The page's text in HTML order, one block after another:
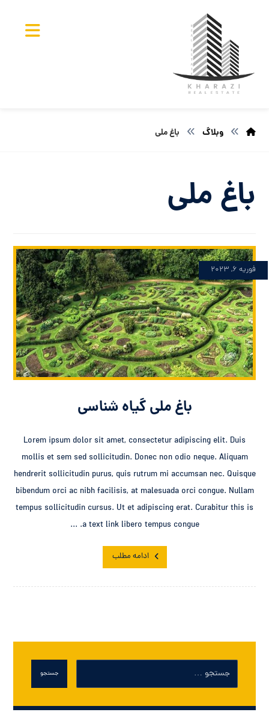
وبلاگ باغ ملی
باغ ملی
باغ ملی گیاه شناسی
فوریه ۶, ۲۰۲۳
Lorem ipsum dolor sit amet, consectetur adipiscing elit. Duis
mollis et sem sed sollicitudin. Donec non odio neque. Aliquam
hendrerit sollicitudin purus, quis rutrum mi accumsan nec. Quisque
bibendum orci ac nibh facilisis, at malesuada orci congue. Nullam
tempus sollicitudin cursus. Ut et adipiscing erat. Curabitur this is
a text link libero tempus congue. ...
ادامه مطلب
جستجو